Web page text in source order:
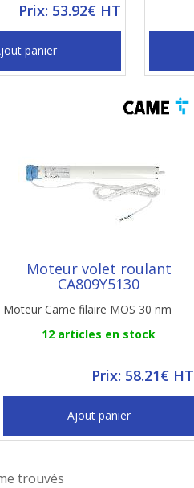
Prix: 53.92€ HT
panier
Moteur volet roulant
CA809Y5130
Moteur Came filaire MOS 30 nm
12 articles en stock
Prix: 58.21€ HT
Ajout panier
trouvés